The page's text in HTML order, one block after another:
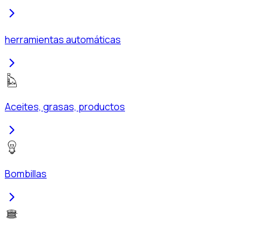
herramientas automáticas
Aceites, grasas, productos
Bombillas